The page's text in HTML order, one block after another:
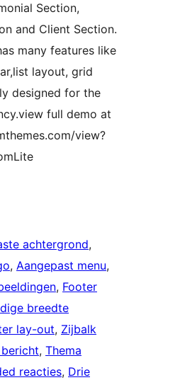
Section,
and Client Section.
many features like
layout, grid
designed for the
full demo at
view?
achtergrond
, Aangepast menu
, Footer
breedte
lay-out, Zijbalk
, Thema
reacties, Drie